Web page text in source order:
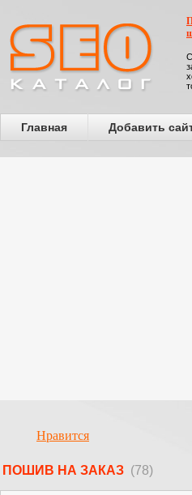
Главная Добавить
Нравится
ПОШИВ НА ЗАКАЗ (78)